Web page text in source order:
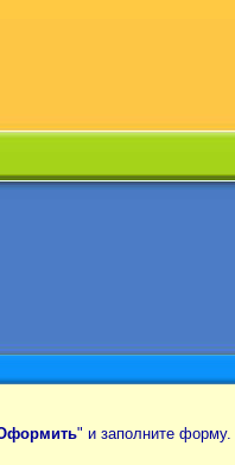
" и заполните форму.